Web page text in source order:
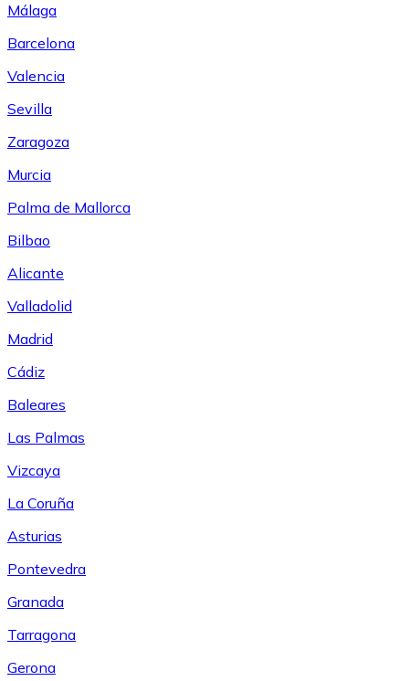
Málaga
Barcelona
Valencia
Sevilla
Zaragoza
Murcia
Palma de Mallorca
Bilbao
Alicante
Valladolid
Madrid
Cádiz
Baleares
Las Palmas
Vizcaya
La Coruña
Asturias
Pontevedra
Granada
Tarragona
Gerona